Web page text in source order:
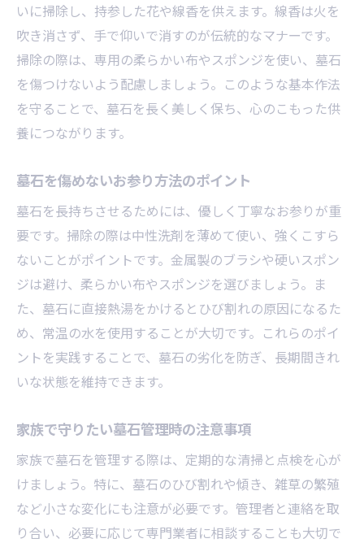
いに掃除し、持参した花や線香を供えます。線香は火を
吹き消さず、手で仰いで消すのが伝統的なマナーです。
掃除の際は、専用の柔らかい布やスポンジを使い、墓石
を傷つけないよう配慮しましょう。このような基本作法
を守ることで、墓石を長く美しく保ち、心のこもった供
養につながります。
墓石を傷めないお参り方法のポイント
墓石を長持ちさせるためには、優しく丁寧なお参りが重
要です。掃除の際は中性洗剤を薄めて使い、強くこすら
ないことがポイントです。金属製のブラシや硬いスポン
ジは避け、柔らかい布やスポンジを選びましょう。ま
た、墓石に直接熱湯をかけるとひび割れの原因になるた
め、常温の水を使用することが大切です。これらのポイ
ントを実践することで、墓石の劣化を防ぎ、長期間きれ
いな状態を維持できます。
家族で守りたい墓石管理時の注意事項
家族で墓石を管理する際は、定期的な清掃と点検を心が
けましょう。特に、墓石のひび割れや傾き、雑草の繁殖
など小さな変化にも注意が必要です。管理者と連絡を取
り合い、必要に応じて専門業者に相談することも大切で